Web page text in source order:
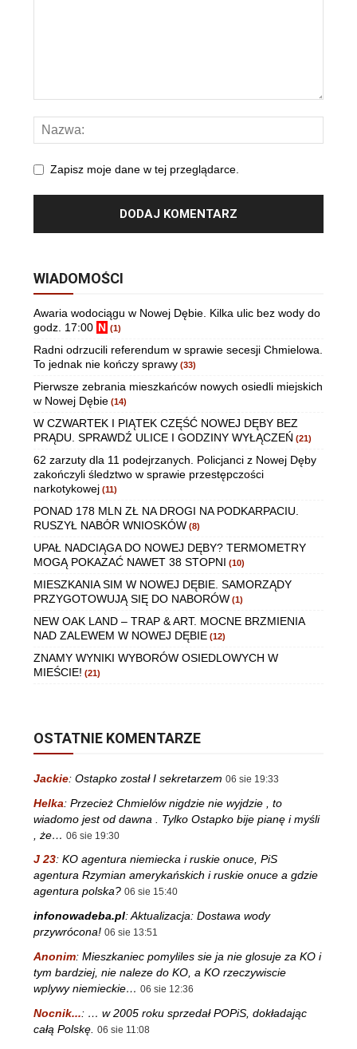
Zapisz moje dane w tej przeglądarce.
WIADOMOŚCI
Awaria wodociągu w Nowej Dębie. Kilka ulic bez wody do
godz. 17:00 N (1)
Radni odrzucili referendum w sprawie secesji Chmielowa.
To jednak nie kończy sprawy (33)
Pierwsze zebrania mieszkańców nowych osiedli miejskich
w Nowej Dębie (14)
W CZWARTEK I PIĄTEK CZĘŚĆ NOWEJ DĘBY BEZ
PRĄDU. SPRAWDŹ ULICE I GODZINY WYŁĄCZEŃ (21)
62 zarzuty dla 11 podejrzanych. Policjanci z Nowej Dęby
zakończyli śledztwo w sprawie przestępczości
narkotykowej (11)
PONAD 178 MLN ZŁ NA DROGI NA PODKARPACIU.
RUSZYŁ NABÓR WNIOSKÓW (8)
UPAŁ NADCIĄGA DO NOWEJ DĘBY? TERMOMETRY
MOGĄ POKAZAĆ NAWET 38 STOPNI (10)
MIESZKANIA SIM W NOWEJ DĘBIE. SAMORZĄDY
PRZYGOTOWUJĄ SIĘ DO NABORÓW (1)
NEW OAK LAND – TRAP & ART. MOCNE BRZMIENIA
NAD ZALEWEM W NOWEJ DĘBIE (12)
ZNAMY WYNIKI WYBORÓW OSIEDLOWYCH W
MIEŚCIE! (21)
OSTATNIE KOMENTARZE
Jackie: Ostapko został I sekretarzem 06 sie 19:33
Helka: Przecież Chmielów nigdzie nie wyjdzie , to
wiadomo jest od dawna . Tylko Ostapko bije pianę i myśli
, że… 06 sie 19:30
J 23: KO agentura niemiecka i ruskie onuce, PiS
agentura Rzymian amerykańskich i ruskie onuce a gdzie
agentura polska? 06 sie 15:40
infonowadeba.pl:Aktualizacja: Dostawa wody
przywrócona! 06 sie 13:51
Anonim: Mieszkaniec pomyliles sie ja nie glosuje za KO i
tym bardziej, nie naleze do KO, a KO rzeczywiscie
wplywy niemieckie… 06 sie 12:36
Nocnik...: … w 2005 roku sprzedał POPiS, dokładając
całą Polskę. 06 sie 11:08